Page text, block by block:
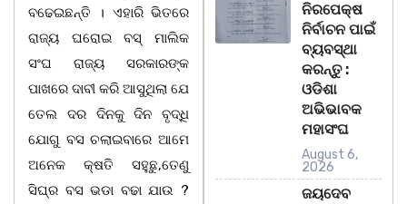
ବଢେଇଛନ୍ତି । ଏହାରି ଭିତରେ
ରାଜ୍ୟ ଘରୋଇ ବସ୍ ମାଲିକ
ସଂଘ ରାଜ୍ୟ ସରକାରଙ୍କ
ପାଖରେ ଦାବୀ କରି ଆସୁଥିଲା ଯେ
ତେଲ ଦର ଦିନକୁ ଦିନ ବୃଦ୍ଧି
ଯୋଗୁ ବସ ଚଲାଇବାରେ ଆମେ
ଅନେକ କ୍ଷତି ସହୁଛୁ,ତେଣୁ
ସିଘ୍ର ବସ ଭଡା ବଢା ଯାଉ ?
ନିରପେକ୍ଷ
ନିର୍ବାଚନ ପାଇଁ
ବ୍ୟବସ୍ଥା
କରନ୍ତୁ :
ଓଡିଶା
ଅଭିଭାବକ
ମହାସଂଘ
August 6,
2026
ଜୟଦେବ